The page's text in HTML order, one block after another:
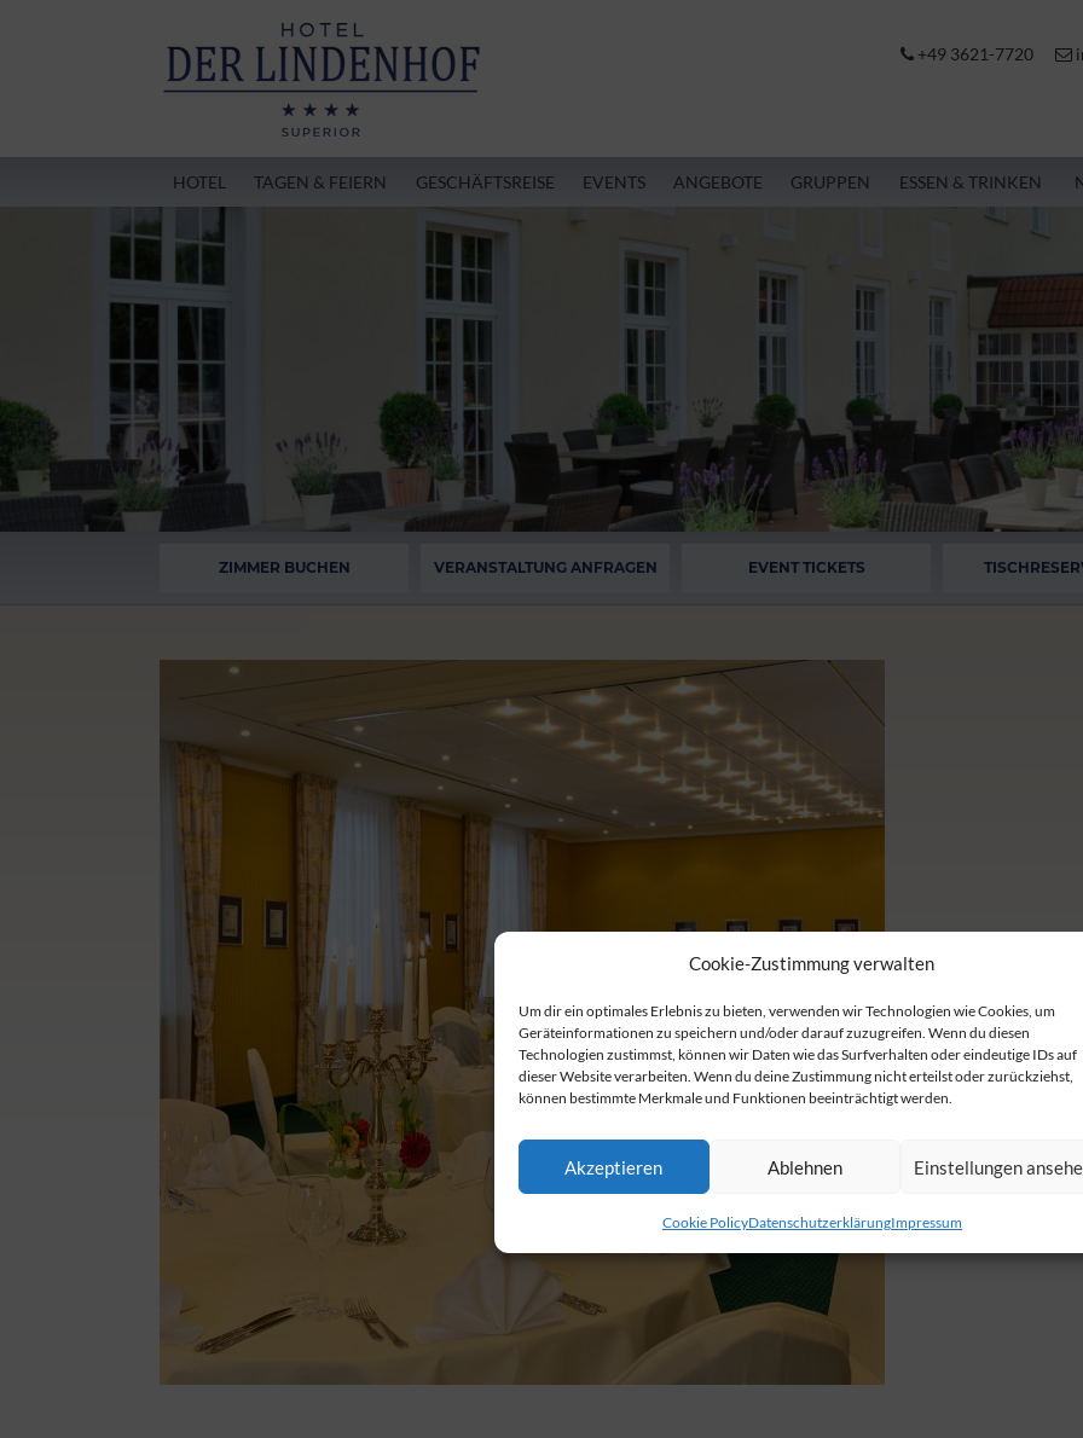
Cookie-Zustimmung verwalten
Um dir ein optimales Erlebnis zu bieten, verwenden wir Technologien wie Cookies, um
Geräteinformationen zu speichern und/oder darauf zuzugreifen. Wenn du diesen
Technologien zustimmst, können wir Daten wie das Surfverhalten oder eindeutige IDs auf
dieser Website verarbeiten. Wenn du deine Zustimmung nicht erteilst oder zurückziehst,
können bestimmte Merkmale und Funktionen beeinträchtigt werden.
Akzeptieren Ablehnen Einstellungen
Cookie PolicyDatenschutzerklärungImpressum
+49 3621-7720
HOTEL TAGEN & FEIERN GESCHÄFTSREISE EVENTS ANGEBOTE GRUPPEN ESSEN & TRINKEN
ZIMMER BUCHEN VERANSTALTUNG ANFRAGEN EVENT TICKETS